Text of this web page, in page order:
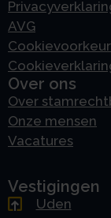
AVG
Over ons
Over
Onze mensen
Vacatures
Vestigingen
Uden